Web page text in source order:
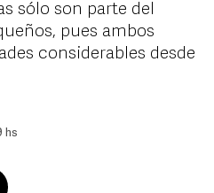
sólo son parte del
pues ambos
considerables desde
hs